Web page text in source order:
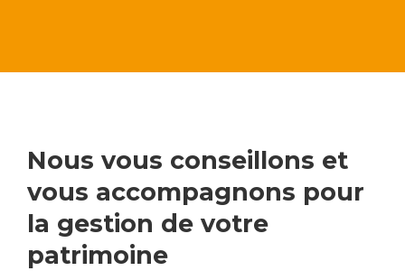
Nous vous conseillons et
vous accompagnons pour
la gestion de votre
patrimoine